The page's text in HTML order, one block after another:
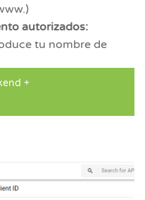
autorizados:
tu nombre de
+